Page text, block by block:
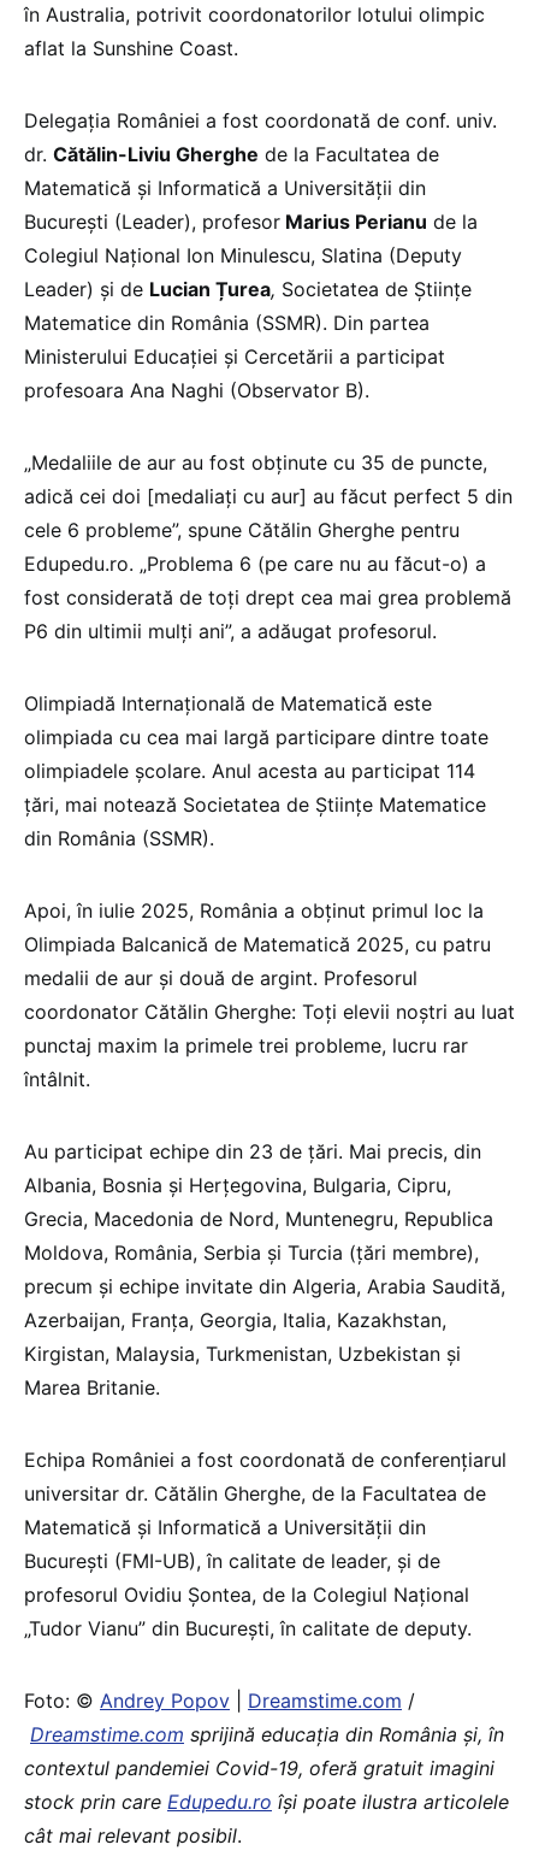
în Australia, potrivit coordonatorilor lotului olimpic
aflat la Sunshine Coast.
Delegația României a fost coordonată de conf. univ.
dr. Cătălin-Liviu Gherghe de la Facultatea de
Matematică și Informatică a Universității din
București (Leader), profesor Marius Perianu de la
Colegiul Național Ion Minulescu, Slatina (Deputy
Leader) și de Lucian Țurea, Societatea de Științe
Matematice din România (SSMR). Din partea
Ministerului Educației și Cercetării a participat
profesoara Ana Naghi (Observator B).
„Medaliile de aur au fost obținute cu 35 de puncte,
adică cei doi [medaliați cu aur] au făcut perfect 5 din
cele 6 probleme”, spune Cătălin Gherghe pentru
Edupedu.ro. „Problema 6 (pe care nu au făcut-o) a
fost considerată de toți drept cea mai grea problemă
P6 din ultimii mulți ani”, a adăugat profesorul.
Olimpiadă Internațională de Matematică este
olimpiada cu cea mai largă participare dintre toate
olimpiadele școlare. Anul acesta au participat 114
țări, mai notează Societatea de Științe Matematice
din România (SSMR).
Apoi, în iulie 2025, România a obținut primul loc la
Olimpiada Balcanică de Matematică 2025, cu patru
medalii de aur și două de argint. Profesorul
coordonator Cătălin Gherghe: Toți elevii noștri au luat
punctaj maxim la primele trei probleme, lucru rar
întâlnit.
Au participat echipe din 23 de țări. Mai precis, din
Albania, Bosnia și Herțegovina, Bulgaria, Cipru,
Grecia, Macedonia de Nord, Muntenegru, Republica
Moldova, România, Serbia și Turcia (țări membre),
precum și echipe invitate din Algeria, Arabia Saudită,
Azerbaijan, Franța, Georgia, Italia, Kazakhstan,
Kirgistan, Malaysia, Turkmenistan, Uzbekistan și
Marea Britanie​.
Echipa României a fost coordonată de conferențiarul
universitar dr. Cătălin Gherghe, de la Facultatea de
Matematică și Informatică a Universității din
București (FMI-UB), în calitate de leader, și de
profesorul Ovidiu Șontea, de la Colegiul Național
„Tudor Vianu” din București, în calitate de deputy​.
Foto: © Andrey Popov Dreamstime.com /
Dreamstime.com sprijină educaţia din România şi, în
contextul pandemiei Covid-19, oferă gratuit imagini
stock prin care Edupedu.ro îşi poate ilustra articolele
cât mai relevant posibil.